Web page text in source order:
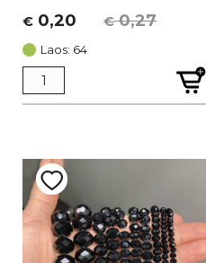
€0,27
Algne
hind
oli:
€ 0,27.
€ 0,20
Current
price
is:
€ 0,20.
Laos: 64